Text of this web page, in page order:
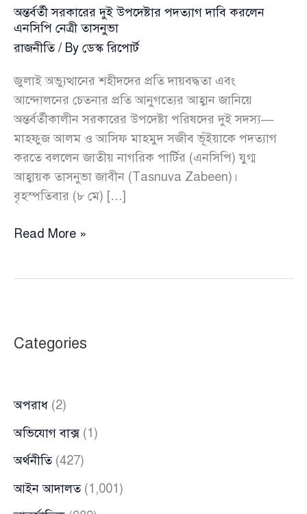
অন্তর্বর্তী সরকারের দুই উপদেষ্টার পদত্যাগ দাবি করলেন
এনসিপি নেত্রী তাসনুভা
রাজনীতি/ By ডেস্ক রিপোর্ট
জুলাই অভ্যুত্থানের শহীদদের প্রতি দায়বদ্ধতা এবং
আন্দোলনের চেতনার প্রতি আনুগত্যের আহ্বান জানিয়ে
অন্তর্বর্তীকালীন সরকারের উপদেষ্টা পরিষদের দুই সদস্য—
মাহফুজ আলম ও আসিফ মাহমুদ সজীব ভূঁইয়াকে পদত্যাগ
করতে বললেন জাতীয় নাগরিক পার্টির (এনসিপি) যুগ্ম
আহ্বায়ক তাসনুভা জাবীন (Tasnuva Zabeen)।
বৃহস্পতিবার (৮ মে) […]
অন্তর্বর্তী
করলেন
তাসনুভা
Read More »
Categories
অপরাধ (2)
অভিযোগ বাক্স(1)
অর্থনীতি(427)
আইন আদালত(1,001)